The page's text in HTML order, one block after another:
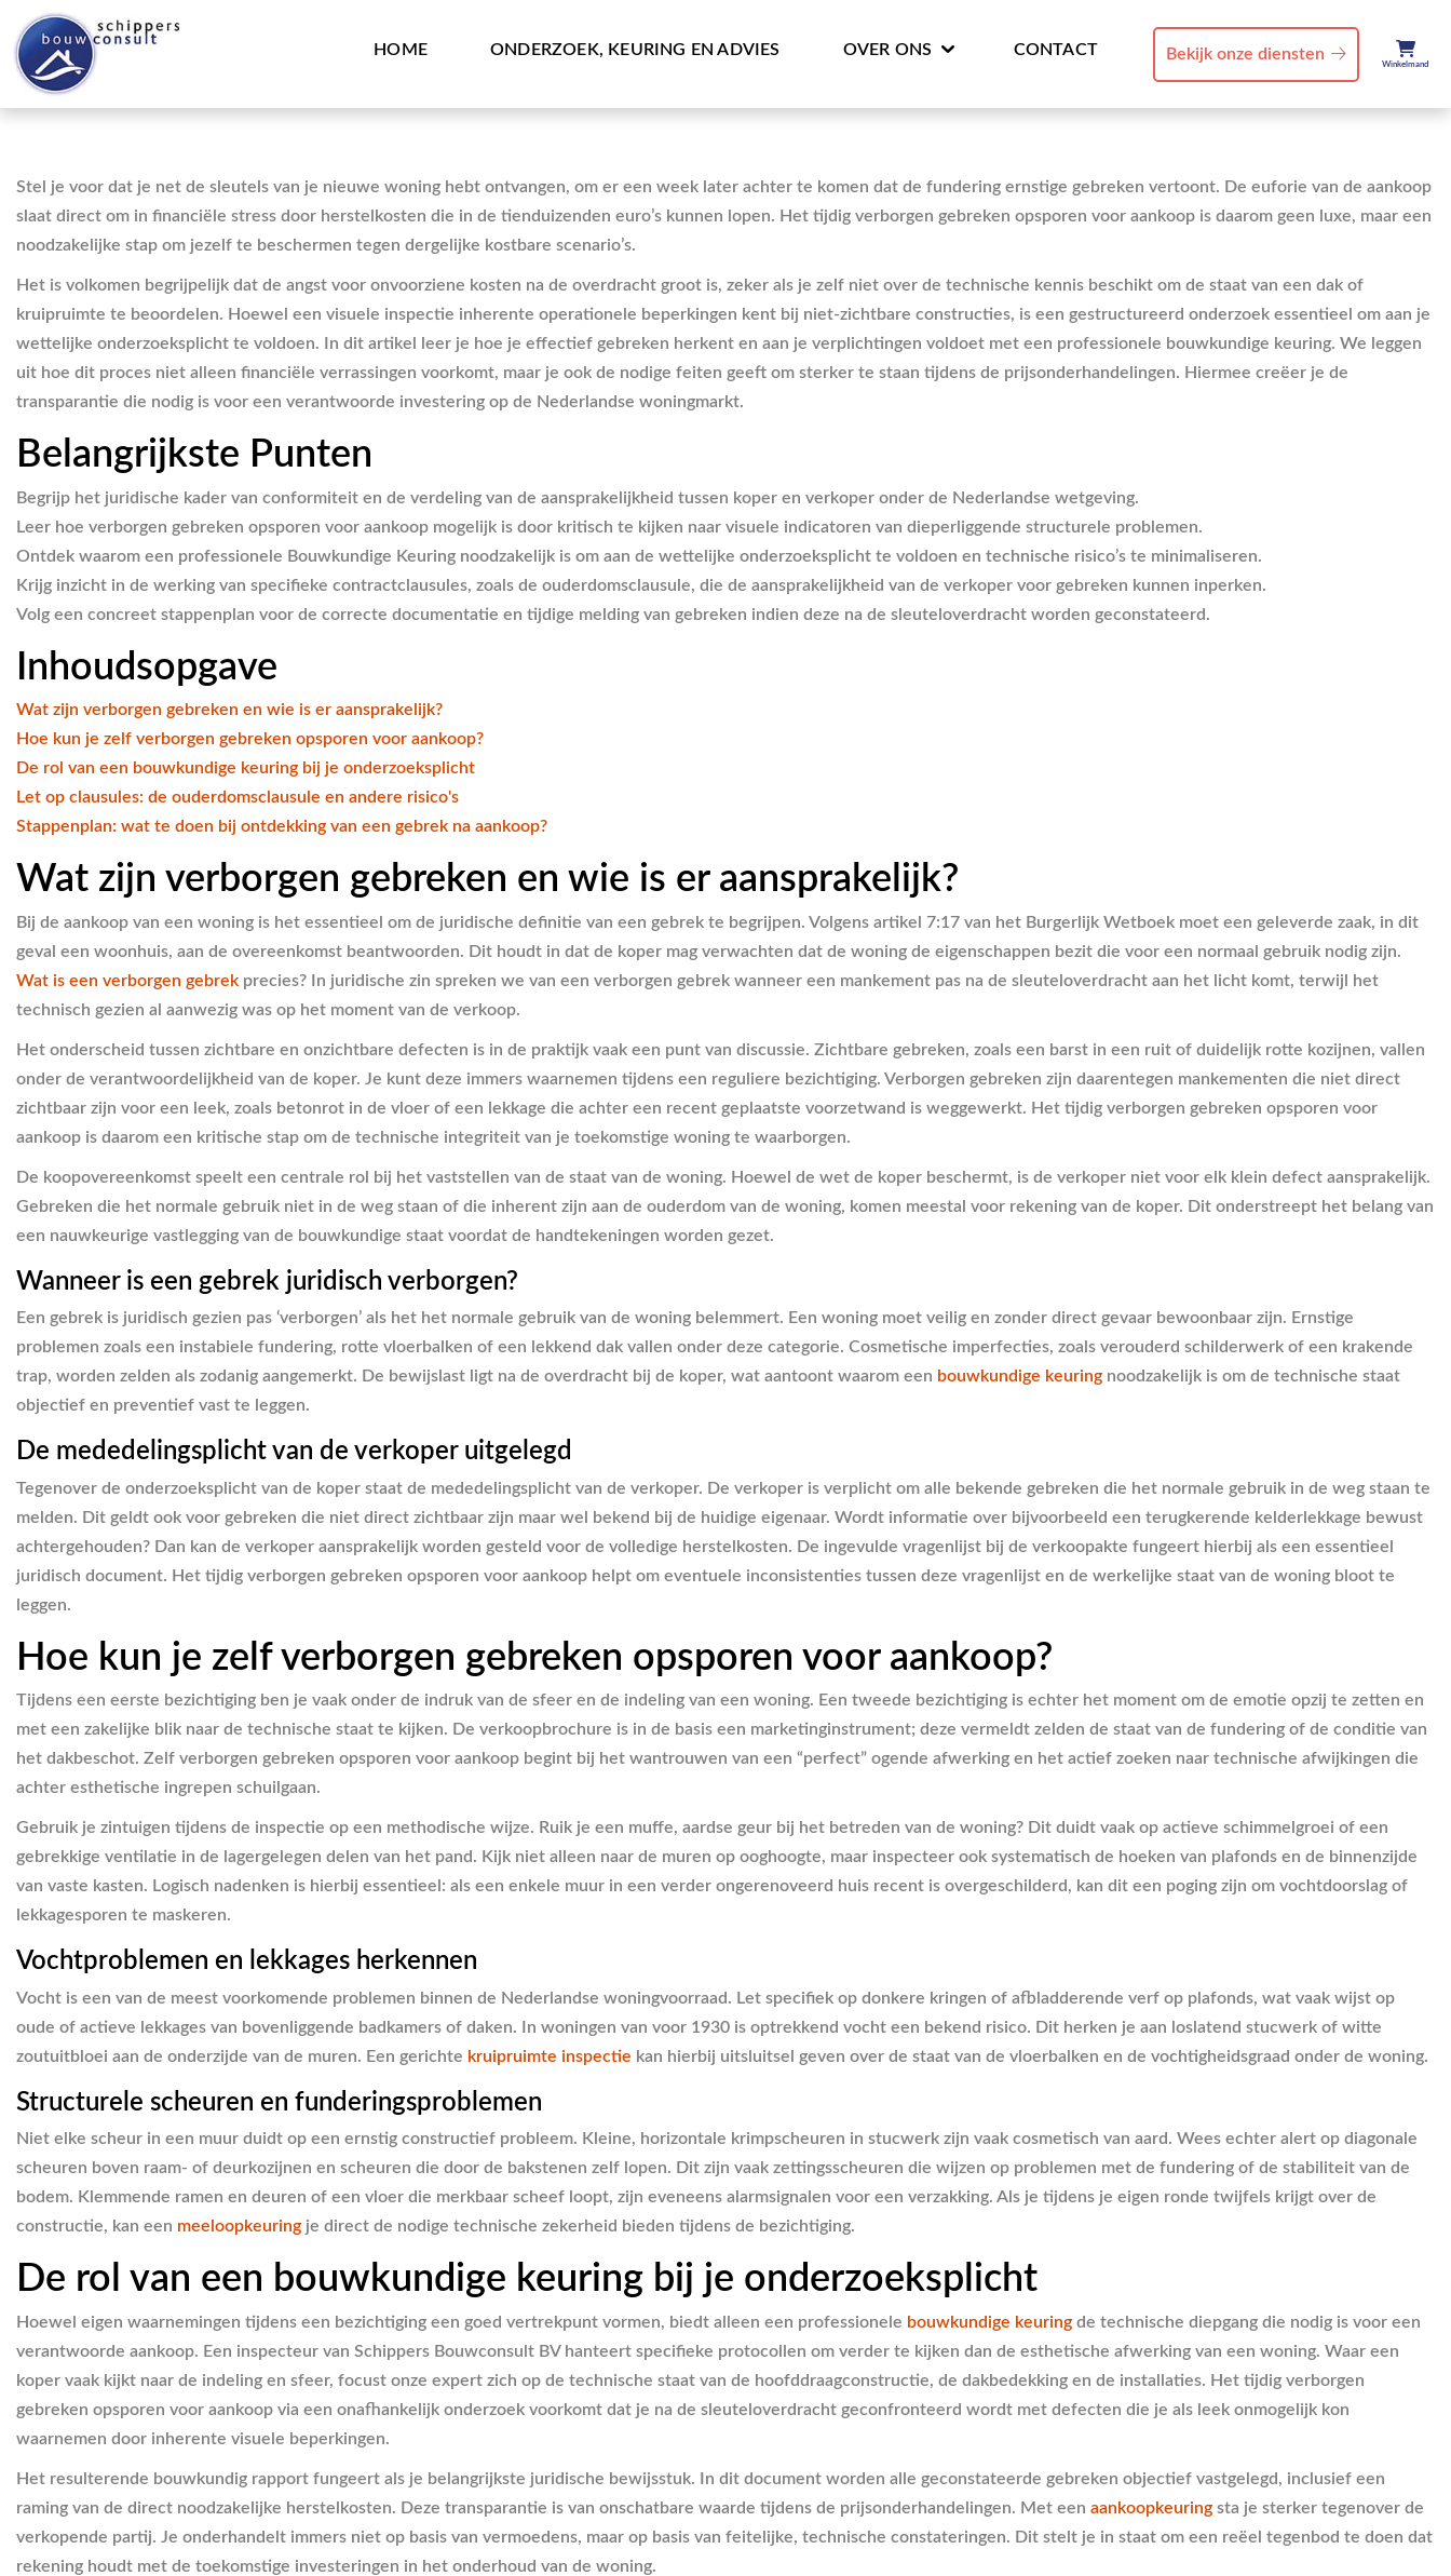
HOME ONDERZOEK, KEURING EN ADVIES OVER ONS CONTACT
Winkelmand
Bekijk onze diensten
Stel je voor dat je net de sleutels van je nieuwe woning hebt ontvangen, om er een week later achter te komen dat de fundering ernstige gebreken vertoont. De euforie van de aankoop
slaat direct om in financiële stress door herstelkosten die in de tienduizenden euro’s kunnen lopen. Het tijdig verborgen gebreken opsporen voor aankoop is daarom geen luxe, maar een
noodzakelijke stap om jezelf te beschermen tegen dergelijke kostbare scenario’s.
Het is volkomen begrijpelijk dat de angst voor onvoorziene kosten na de overdracht groot is, zeker als je zelf niet over de technische kennis beschikt om de staat van een dak of
kruipruimte te beoordelen. Hoewel een visuele inspectie inherente operationele beperkingen kent bij niet-zichtbare constructies, is een gestructureerd onderzoek essentieel om aan je
wettelijke onderzoeksplicht te voldoen. In dit artikel leer je hoe je effectief gebreken herkent en aan je verplichtingen voldoet met een professionele bouwkundige keuring. We leggen
uit hoe dit proces niet alleen financiële verrassingen voorkomt, maar je ook de nodige feiten geeft om sterker te staan tijdens de prijsonderhandelingen. Hiermee creëer je de
transparantie die nodig is voor een verantwoorde investering op de Nederlandse woningmarkt.
Belangrijkste Punten
Begrijp het juridische kader van conformiteit en de verdeling van de aansprakelijkheid tussen koper en verkoper onder de Nederlandse wetgeving.
Leer hoe verborgen gebreken opsporen voor aankoop mogelijk is door kritisch te kijken naar visuele indicatoren van dieperliggende structurele problemen.
Ontdek waarom een professionele Bouwkundige Keuring noodzakelijk is om aan de wettelijke onderzoeksplicht te voldoen en technische risico’s te minimaliseren.
Krijg inzicht in de werking van specifieke contractclausules, zoals de ouderdomsclausule, die de aansprakelijkheid van de verkoper voor gebreken kunnen inperken.
Volg een concreet stappenplan voor de correcte documentatie en tijdige melding van gebreken indien deze na de sleuteloverdracht worden geconstateerd.
Inhoudsopgave
Wat zijn verborgen gebreken en wie is er aansprakelijk?
Hoe kun je zelf verborgen gebreken opsporen voor aankoop?
De rol van een bouwkundige keuring bij je onderzoeksplicht
Let op clausules: de ouderdomsclausule en andere risico's
Stappenplan: wat te doen bij ontdekking van een gebrek na aankoop?
Wat zijn verborgen gebreken en wie is er aansprakelijk?
Bij de aankoop van een woning is het essentieel om de juridische definitie van een gebrek te begrijpen. Volgens artikel 7:17 van het Burgerlijk Wetboek moet een geleverde zaak, in dit
geval een woonhuis, aan de overeenkomst beantwoorden. Dit houdt in dat de koper mag verwachten dat de woning de eigenschappen bezit die voor een normaal gebruik nodig zijn.
Wat is een verborgen gebrek precies? In juridische zin spreken we van een verborgen gebrek wanneer een mankement pas na de sleuteloverdracht aan het licht komt, terwijl het
technisch gezien al aanwezig was op het moment van de verkoop.
Het onderscheid tussen zichtbare en onzichtbare defecten is in de praktijk vaak een punt van discussie. Zichtbare gebreken, zoals een barst in een ruit of duidelijk rotte kozijnen, vallen
onder de verantwoordelijkheid van de koper. Je kunt deze immers waarnemen tijdens een reguliere bezichtiging. Verborgen gebreken zijn daarentegen mankementen die niet direct
zichtbaar zijn voor een leek, zoals betonrot in de vloer of een lekkage die achter een recent geplaatste voorzetwand is weggewerkt. Het tijdig verborgen gebreken opsporen voor
aankoop is daarom een kritische stap om de technische integriteit van je toekomstige woning te waarborgen.
De koopovereenkomst speelt een centrale rol bij het vaststellen van de staat van de woning. Hoewel de wet de koper beschermt, is de verkoper niet voor elk klein defect aansprakelijk.
Gebreken die het normale gebruik niet in de weg staan of die inherent zijn aan de ouderdom van de woning, komen meestal voor rekening van de koper. Dit onderstreept het belang van
een nauwkeurige vastlegging van de bouwkundige staat voordat de handtekeningen worden gezet.
Wanneer is een gebrek juridisch verborgen?
Een gebrek is juridisch gezien pas ‘verborgen’ als het het normale gebruik van de woning belemmert. Een woning moet veilig en zonder direct gevaar bewoonbaar zijn. Ernstige
problemen zoals een instabiele fundering, rotte vloerbalken of een lekkend dak vallen onder deze categorie. Cosmetische imperfecties, zoals verouderd schilderwerk of een krakende
trap, worden zelden als zodanig aangemerkt. De bewijslast ligt na de overdracht bij de koper, wat aantoont waarom een bouwkundige keuring noodzakelijk is om de technische staat
objectief en preventief vast te leggen.
De mededelingsplicht van de verkoper uitgelegd
Tegenover de onderzoeksplicht van de koper staat de mededelingsplicht van de verkoper. De verkoper is verplicht om alle bekende gebreken die het normale gebruik in de weg staan te
melden. Dit geldt ook voor gebreken die niet direct zichtbaar zijn maar wel bekend bij de huidige eigenaar. Wordt informatie over bijvoorbeeld een terugkerende kelderlekkage bewust
achtergehouden? Dan kan de verkoper aansprakelijk worden gesteld voor de volledige herstelkosten. De ingevulde vragenlijst bij de verkoopakte fungeert hierbij als een essentieel
juridisch document. Het tijdig verborgen gebreken opsporen voor aankoop helpt om eventuele inconsistenties tussen deze vragenlijst en de werkelijke staat van de woning bloot te
leggen.
Hoe kun je zelf verborgen gebreken opsporen voor aankoop?
Tijdens een eerste bezichtiging ben je vaak onder de indruk van de sfeer en de indeling van een woning. Een tweede bezichtiging is echter het moment om de emotie opzij te zetten en
met een zakelijke blik naar de technische staat te kijken. De verkoopbrochure is in de basis een marketinginstrument; deze vermeldt zelden de staat van de fundering of de conditie van
het dakbeschot. Zelf verborgen gebreken opsporen voor aankoop begint bij het wantrouwen van een “perfect” ogende afwerking en het actief zoeken naar technische afwijkingen die
achter esthetische ingrepen schuilgaan.
Gebruik je zintuigen tijdens de inspectie op een methodische wijze. Ruik je een muffe, aardse geur bij het betreden van de woning? Dit duidt vaak op actieve schimmelgroei of een
gebrekkige ventilatie in de lagergelegen delen van het pand. Kijk niet alleen naar de muren op ooghoogte, maar inspecteer ook systematisch de hoeken van plafonds en de binnenzijde
van vaste kasten. Logisch nadenken is hierbij essentieel: als een enkele muur in een verder ongerenoveerd huis recent is overgeschilderd, kan dit een poging zijn om vochtdoorslag of
lekkagesporen te maskeren.
Vochtproblemen en lekkages herkennen
Vocht is een van de meest voorkomende problemen binnen de Nederlandse woningvoorraad. Let specifiek op donkere kringen of afbladderende verf op plafonds, wat vaak wijst op
oude of actieve lekkages van bovenliggende badkamers of daken. In woningen van voor 1930 is optrekkend vocht een bekend risico. Dit herken je aan loslatend stucwerk of witte
zoutuitbloei aan de onderzijde van de muren. Een gerichte kruipruimte inspectie kan hierbij uitsluitsel geven over de staat van de vloerbalken en de vochtigheidsgraad onder de woning.
Structurele scheuren en funderingsproblemen
Niet elke scheur in een muur duidt op een ernstig constructief probleem. Kleine, horizontale krimpscheuren in stucwerk zijn vaak cosmetisch van aard. Wees echter alert op diagonale
scheuren boven raam- of deurkozijnen en scheuren die door de bakstenen zelf lopen. Dit zijn vaak zettingsscheuren die wijzen op problemen met de fundering of de stabiliteit van de
bodem. Klemmende ramen en deuren of een vloer die merkbaar scheef loopt, zijn eveneens alarmsignalen voor een verzakking. Als je tijdens je eigen ronde twijfels krijgt over de
constructie, kan een meeloopkeuring je direct de nodige technische zekerheid bieden tijdens de bezichtiging.
De rol van een bouwkundige keuring bij je onderzoeksplicht
Hoewel eigen waarnemingen tijdens een bezichtiging een goed vertrekpunt vormen, biedt alleen een professionele bouwkundige keuring de technische diepgang die nodig is voor een
verantwoorde aankoop. Een inspecteur van Schippers Bouwconsult BV hanteert specifieke protocollen om verder te kijken dan de esthetische afwerking van een woning. Waar een
koper vaak kijkt naar de indeling en sfeer, focust onze expert zich op de technische staat van de hoofddraagconstructie, de dakbedekking en de installaties. Het tijdig verborgen
gebreken opsporen voor aankoop via een onafhankelijk onderzoek voorkomt dat je na de sleuteloverdracht geconfronteerd wordt met defecten die je als leek onmogelijk kon
waarnemen door inherente visuele beperkingen.
Het resulterende bouwkundig rapport fungeert als je belangrijkste juridische bewijsstuk. In dit document worden alle geconstateerde gebreken objectief vastgelegd, inclusief een
raming van de direct noodzakelijke herstelkosten. Deze transparantie is van onschatbare waarde tijdens de prijsonderhandelingen. Met een aankoopkeuring sta je sterker tegenover de
verkopende partij. Je onderhandelt immers niet op basis van vermoedens, maar op basis van feitelijke, technische constateringen. Dit stelt je in staat om een reëel tegenbod te doen dat
rekening houdt met de toekomstige investeringen in het onderhoud van de woning.